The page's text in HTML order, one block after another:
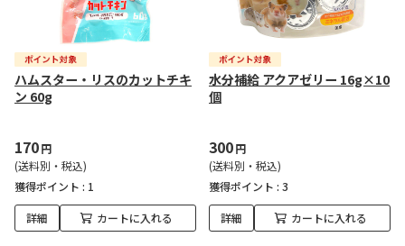
ハムスター・リスのカットチキ
ン 60g
170円
(送料別・税込)
獲得ポイント : 1
詳細 カートに入れる
水分補給 アクアゼリー 16g×10
個
300円
(送料別・税込)
獲得ポイント : 3
詳細 カートに入れる